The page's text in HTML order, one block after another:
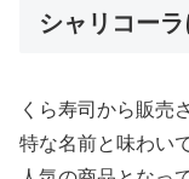
シャリコー
くら寿司から販売
特な名前と味わい